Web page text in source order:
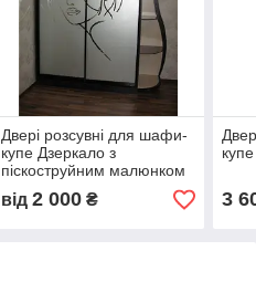
Двері розсувні для шафи-
купе Дзеркало з
піскоструйним малюнком
від 2 000₴ 3